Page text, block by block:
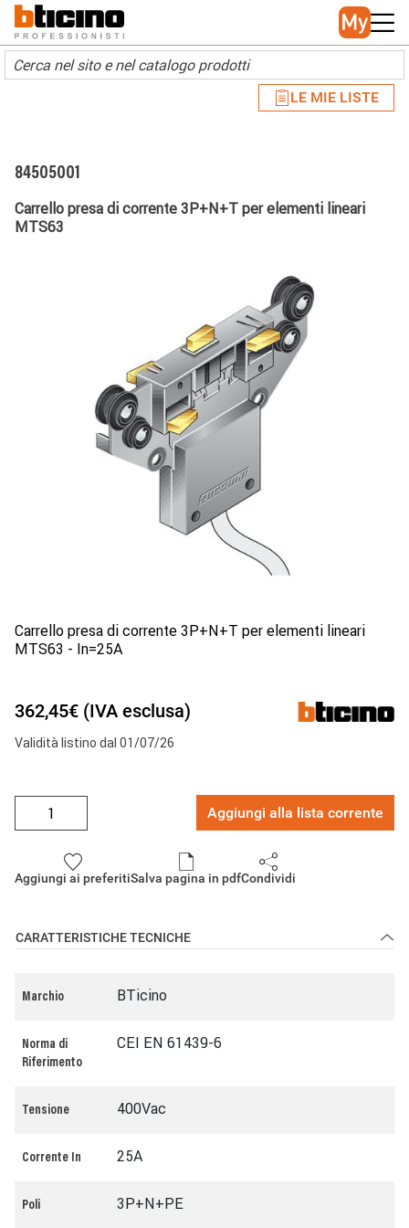
Skip to main content
Main navigation
LE MIE LISTE
84505001
Carrello presa di corrente 3P+N+T per elementi lineari
MTS63
Carrello presa di corrente 3P+N+T per elementi lineari
MTS63 - In=25A
362,45€ (IVA esclusa)
Validità listino dal 01/07/26
Aggiungi alla lista corrente
Aggiungi ai preferitiSalva pagina in pdfCondividi
CARATTERISTICHE TECNICHE
Marchio BTicino
Norma di
Riferimento
CEI EN 61439-6
Tensione 400Vac
Corrente In 25A
Poli 3P+N+PE